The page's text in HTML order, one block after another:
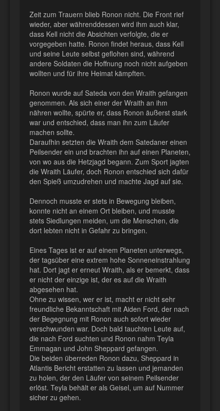
Zeit zum Trauern blieb Ronon nicht. Die Front rief
wieder, aber währenddessen wird ihm auch klar,
dass Kell nicht die Absichten verfolgte, die er
vorgegeben hatte. Ronon findet heraus, dass Kell
und seine Leute selbst geflohen sind, während
andere Soldaten die Hoffnung noch nicht aufgeben
wollten und für ihre Heimat kämpften.
Ronon wurde auf Sateda von den Wraith gefangen
genommen. Als sich einer der Wraith an ihm
nähren wollte, spürte er, dass Ronon äußerst stark
war und entschied, dass man ihn zum Läufer
machen sollte.
Daraufhin setzten die Wraith dem Satedaner einen
Peilsender ein und brachten ihn auf einen Planeten,
von wo aus die Hetzjagd begann. Zum Sport jagten
die Wraith Läufer, doch Ronon entschied sich dafür
den Spieß umzudrehen und machte Jagd auf sie.
Dennoch musste er stets in Bewegung bleiben,
konnte nicht an einem Ort bleiben, und musste
stets Siedlungen meiden, um die Menschen, die
dort lebten nicht in Gefahr zu bringen.
Eines Tages ist er auf einem Planeten unterwegs,
der tagsüber eine extrem hohe Sonneneinstrahlung
hat. Dort jagt er erneut Wraith, als er bemerkt, dass
er nicht der einzige ist, der es auf die Wraith
abgesehen hat.
Ohne zu wissen, wer er ist, macht er nicht sehr
freundliche Bekanntschaft mit Aiden Ford, der nach
der Begegnung mit Ronon auch sofort wieder
verschwunden war. Doch bald tauchten Leute auf,
die nach Ford suchten und Ronon nahm Teyla
Emmagan und John Sheppard gefangen.
Die beiden überreden Ronon dazu, Sheppard in
Atlantis Bericht erstatten zu lassen und jemanden
zu holen, der den Läufer von seinem Peilsender
erlöst. Teyla behält er als Geisel, um auf Nummer
sicher zu gehen.